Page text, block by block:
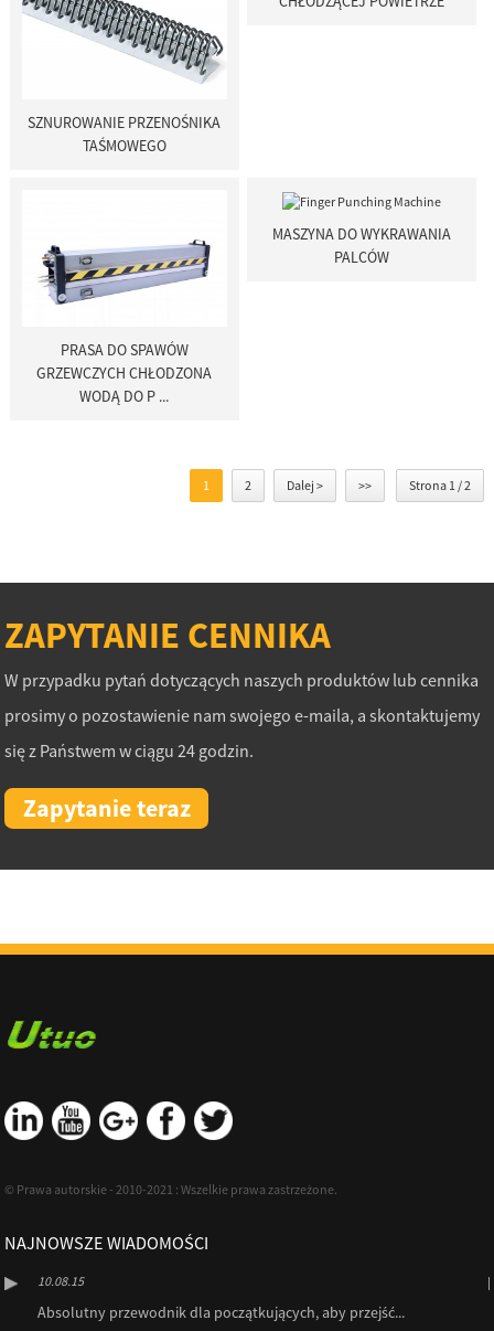
SZNUROWANIE PRZENOŚNIKA
TAŚMOWEGO
PRASA DO SPAWÓW
GRZEWCZYCH CHŁODZONA
WODĄ DO P ...
MASZYNA DO WYKRAWANIA
PALCÓW
1 2 Dalej > >> Strona 1 / 2
ZAPYTANIE CENNIKA
W przypadku pytań dotyczących naszych produktów lub cennika
prosimy o pozostawienie nam swojego e-maila, a skontaktujemy
się z Państwem w ciągu 24 godzin.
Zapytanie teraz
© Prawa autorskie - 2010-2021 : Wszelkie prawa zastrzeżone.
NAJNOWSZE WIADOMOŚCI
10.08.15
Absolutny przewodnik dla początkujących, aby przejść...